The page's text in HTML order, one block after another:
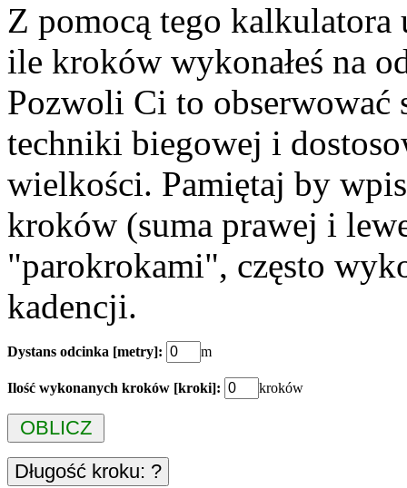
Z pomocą tego kalkulatora
ile kroków wykonałeś na
Pozwoli Ci to obserwować
techniki biegowej i
wielkości. Pamiętaj by
kroków (suma prawej i
"parokrokami", często
kadencji.
Dystans odcinka [metry]: m
Ilość wykonanych kroków [kroki]: kroków